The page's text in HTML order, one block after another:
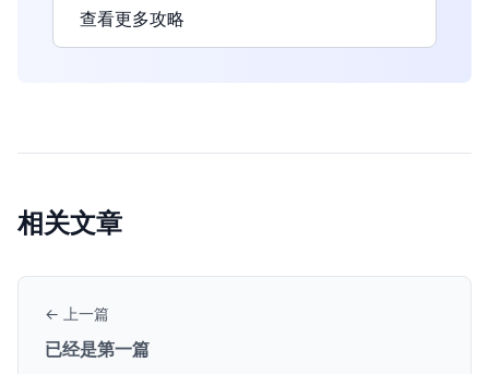
查看更多攻略
相关文章
← 上一篇
已经是第一篇